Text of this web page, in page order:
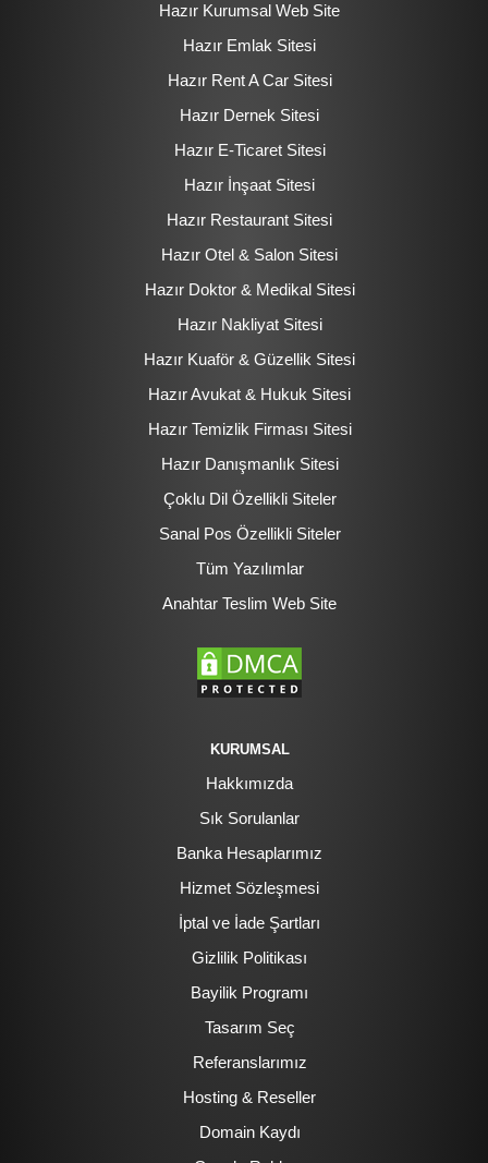
Hazır Kurumsal Web Site
Hazır Emlak Sitesi
Hazır Rent A Car Sitesi
Hazır Dernek Sitesi
Hazır E-Ticaret Sitesi
Hazır İnşaat Sitesi
Hazır Restaurant Sitesi
Hazır Otel & Salon Sitesi
Hazır Doktor & Medikal Sitesi
Hazır Nakliyat Sitesi
Hazır Kuaför & Güzellik Sitesi
Hazır Avukat & Hukuk Sitesi
Hazır Temizlik Firması Sitesi
Hazır Danışmanlık Sitesi
Çoklu Dil Özellikli Siteler
Sanal Pos Özellikli Siteler
Tüm Yazılımlar
Anahtar Teslim Web Site
KURUMSAL
Hakkımızda
Sık Sorulanlar
Banka Hesaplarımız
Hizmet Sözleşmesi
İptal ve İade Şartları
Gizlilik Politikası
Bayilik Programı
Tasarım Seç
Referanslarımız
Hosting & Reseller
Domain Kaydı